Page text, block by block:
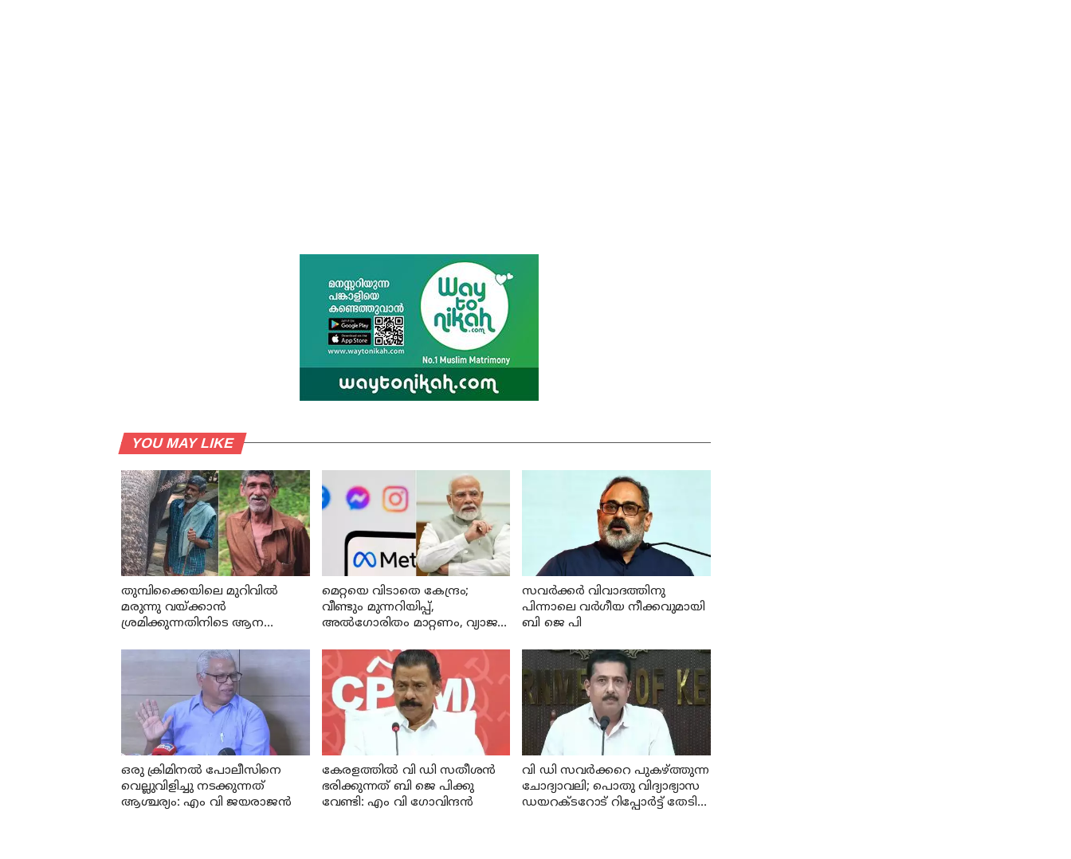
YOU MAY LIKE
തുമ്പിക്കൈയിലെ മുറിവില്‍
മരുന്നു വയ്ക്കാന്‍
ശ്രമിക്കുന്നതിനിടെ ആന
മെറ്റയെ വിടാതെ കേന്ദ്രം;
വീണ്ടും മുന്നറിയിപ്പ്,
അൽഗോരിതം മാറ്റണം, വ്യാജ
ഉടൻ നടപടി വേണം
സവര്‍ക്കര്‍ വിവാദത്തിനു
പിന്നാലെ വര്‍ഗീയ നീക്കവുമായി
ബി ജെ പി
ഒരു ക്രിമിനല്‍ പോലീസിനെ
വെല്ലുവിളിച്ചു നടക്കുന്നത്
ആശ്ചര്യം: എം വി ജയരാജന്‍
കേരളത്തില്‍ വി ഡി സതീശന്‍
ഭരിക്കുന്നത് ബി ജെ പിക്കു
വേണ്ടി: എം വി ഗോവിന്ദന്‍
വി ഡി സവര്‍ക്കറെ പുകഴ്ത്തുന്ന
ചോദ്യാവലി; പൊതു വിദ്യാഭ്യാസ
ഡയറക്ടറോട് റിപ്പോര്‍ട്ട് തേടി